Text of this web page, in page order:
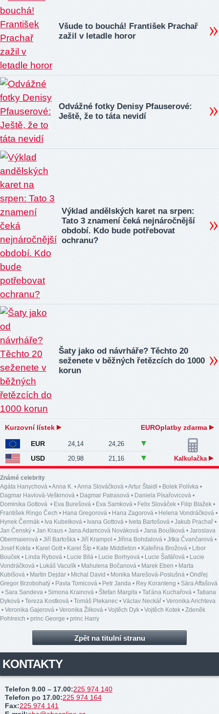
Všude to bouchá! František Prachař
zažil v letadle horor
Odvážné fotky Denisy Pfauserové:
Ještě, že to táta nevidí
Výklad andělských karet na srpen:
Tato 3 znamení čeká nejnáročnější
období. Kdo bude potřebovat
ochranu?
Šaty jako od návrháře? Těchto 20
seženete v běžných řetězcích do 1000
korun
Kurzovní lístek EUROplatby zdarma
EUR 24,14 24,26
USD 20,98 21,16 Kalkulačka
Známé celebrity
Agáta Hanychová •Anna K. •Anna Slováčková •Artur Štaidl • Bolek Polívka •
Dagmar Havlová-Veškrnová • Dagmar Patrasová • Daniela Písařovicová •
Dominika Gottová • Eva Burešová • Eva Samková • Felix Slováček • Filip Blažek •
František Ringo Čech • Hana Gregorová • Hana Zagorová • Helena Vondráčková •
Hynek Čermák • Iva Kubelková • Ivana Gottová • Iveta Bartošová • Jakub Prachař •
Jan Čenský • Jan Kraus • Jana Adamcová Nováková • Jana Boušková • Jaroslava
Obermaierová • Jiří Bartoška • Jiří Krampol • Jiřina Bohdalová • Jitka Čvančarová •
Josef Kokta • Karel Gott• Karel Šíp • Kate Middleton • Kateřina Brožová • Libor
Bouček • Linda Rybová • Lucie Bílá • Lucie Borhyová • Lucie Šafářová • Lucie
Vondráčková • Lukáš Vaculík • Mahulena Bočanová • Marek Eben • Marta
Kubišová • Martin Dejdar • Michal David • Monika Marešová-Poslušná • Ondřej
Gregor Brzobohatý • Pavla Tomicová • Petr Janda • Rey Koranteng • Sára Affašová
• Sara Sandeva • Simona Krainová • Štefan Margita • Taťána Kuchařová • Tatiana
Dyková • Tereza Kostková • Tomáš Plekanec • Václav Neckář • Veronika Arichteva
• Veronika Gajerová • Veronika Žilková • Vojtěch Dyk • Vojtěch Kotek • Zdeněk
Pohlreich • princ George • princ Harry
Zpět na titulní stranu
KONTAKTY
Telefon 9.00 – 17.00:225 974 140
Telefon po 17.00:225 974 164
Fax:225 974 141